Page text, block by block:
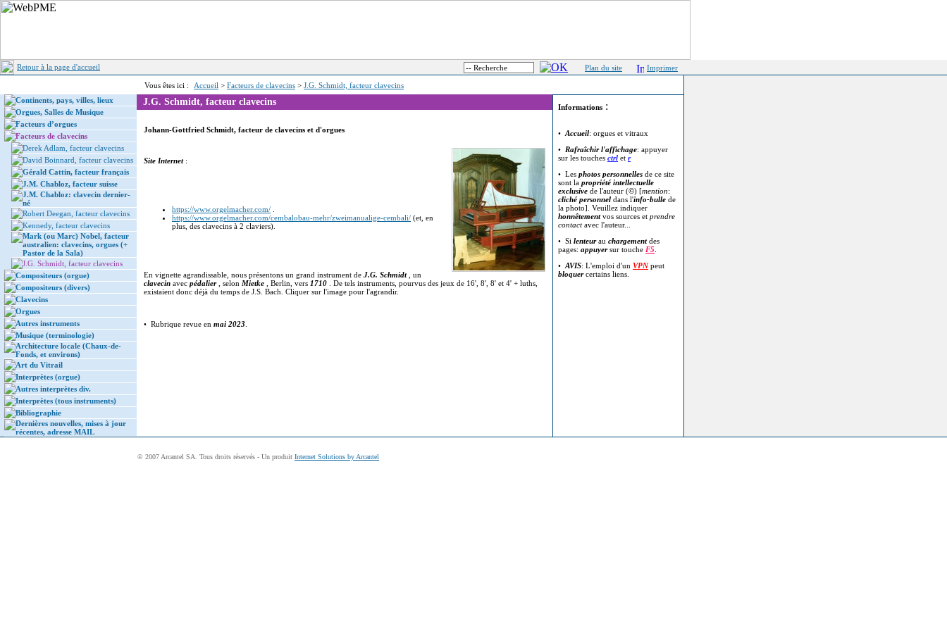
Retour à la page d'accueil Plan du site Imprimer
Vous êtes ici : Accueil > Facteurs de clavecins > J.G. Schmidt, facteur clavecins
Continents, pays, villes, lieux
Orgues, Salles de Musique
Facteurs d’orgues
Facteurs de clavecins
Derek Adlam, facteur clavecins
David Boinnard, facteur clavecins
Gérald Cattin, facteur français
J.M. Chabloz, facteur suisse
J.M. Chabloz: clavecin dernier-
né
Robert Deegan, facteur clavecins
Kennedy, facteur clavecins
Mark (ou Marc) Nobel, facteur
australien: clavecins, orgues (+
Pastor de la Sala)
J.G. Schmidt, facteur clavecins
Compositeurs (orgue)
Compositeurs (divers)
Clavecins
Orgues
Autres instruments
Musique (terminologie)
Architecture locale (Chaux-de-
Fonds, et environs)
Art du Vitrail
Interprètes (orgue)
Autres interprètes div.
Interprètes (tous instruments)
Bibliographie
Dernières nouvelles, mises à jour
récentes, adresse MAIL
J.G. Schmidt, facteur clavecins
Johann-Gottfried Schmidt, facteur de clavecins et d'orgues
Site Internet :
https://www.orgelmacher.com/
https://www.orgelmacher.com/cembalobau-mehr/zweimanualige-cembali/ (et, en
plus, des clavecins à 2 claviers).
En vignette agrandissable, nous présentons un grand instrument de J.G. Schmidt
, un
clavecin avec pédalier , selon Mietke , Berlin, vers 1710
. De tels instruments, pourvus des jeux de 16', 8', 8' et 4' + luths,
existaient donc déjà du temps de J.S. Bach. Cliquer sur l'image pour l'agrandir.
• Rubrique revue en mai 2023
Informations :
• Accueil: orgues et vitraux
• Rafraîchir l'affichage: appuyer
sur les touches ctrl et r
• Les photos personnelles de ce site
sont la propriété intellectuelle
exclusive de l'auteur (©) [mention:
cliché personnel dans l'info-bulle de
la photo]. Veuillez indiquer
honnêtementvos sources et prendre
contactavec l'auteur...
• Si lenteurau chargementdes
pages: appuyersur touche F5
• AVIS: L'emploi d'un VPNpeut
bloquercertains liens.
© 2007 Arcantel SA. Tous droits réservés - Un produit Internet Solutions by Arcantel